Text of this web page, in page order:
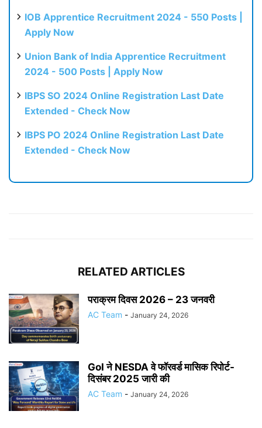
IOB Apprentice Recruitment 2024 - 550 Posts |
Apply Now
Union Bank of India Apprentice Recruitment
2024 - 500 Posts | Apply Now
IBPS SO 2024 Online Registration Last Date
Extended - Check Now
IBPS PO 2024 Online Registration Last Date
Extended - Check Now
RELATED ARTICLES
पराक्रम दिवस 2026 – 23 जनवरी
AC Team - January 24, 2026
GoI ने NESDA वे फॉरवर्ड मासिक रिपोर्ट-
दिसंबर 2025 जारी की
AC Team - January 24, 2026